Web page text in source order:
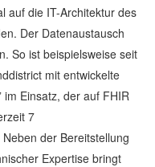
auf die IT-Architektur des
Der Datenaustausch
So ist beispielsweise seit
mit entwickelte
im Einsatz, der auf FHIR
7
der Bereitstellung
Expertise bringt